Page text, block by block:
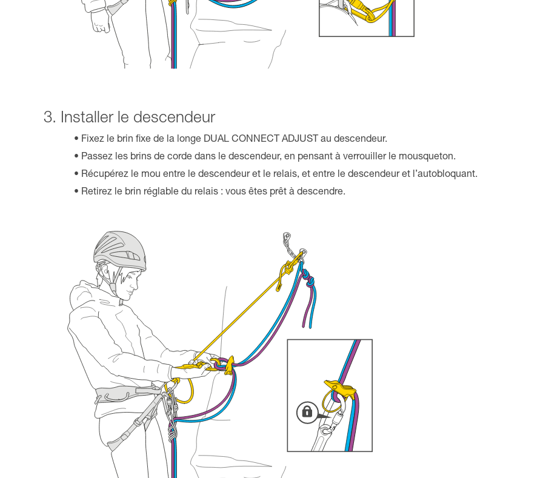
3. Installer le descendeur
Fixez le brin fixe de la longe DUAL CONNECT ADJUST au descendeur.
Passez les brins de corde dans le descendeur, en pensant à verrouiller le mousqueton.
Récupérez le mou entre le descendeur et le relais, et entre le descendeur et l’autobloquant.
Retirez le brin réglable du relais : vous êtes prêt à descendre.